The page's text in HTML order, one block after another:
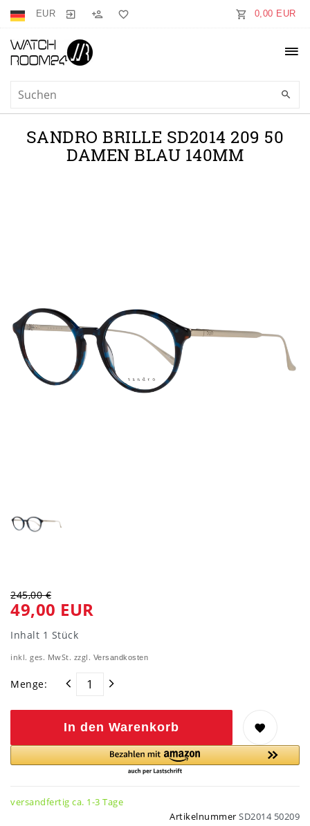
EUR 0,00 EUR
SANDRO BRILLE SD2014 209 50
DAMEN BLAU 140MM
245,00 €
49,00 EUR
Inhalt 1 Stück
inkl. ges. MwSt. zzgl. Versandkosten
Menge:
In den Warenkorb
versandfertig ca. 1-3 Tage
Artikelnummer SD2014 50209